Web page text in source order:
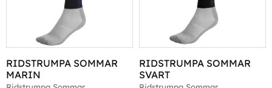
RIDSTRUMPA SOMMAR
MARIN
RIDSTRUMPA SOMMAR
SVART